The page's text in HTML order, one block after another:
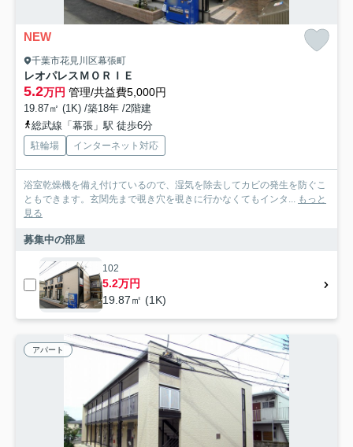
NEW
千葉市花見川区幕張町
レオパレスＭＯＲＩＥ
5.2万円 管理/共益費5,000円
19.87㎡ (1K) /築18年 /2階建
総武線「幕張」駅 徒歩6分
駐輪場 インターネット対応
浴室乾燥機を備え付けているので、湿気を除去してカビの発生を防ぐこ
ともできます。玄関先まで覗き穴を覗きに行かなくてもインタ... もっと
見る
募集中の部屋
102
5.2万円
19.87㎡ (1K)
アパート